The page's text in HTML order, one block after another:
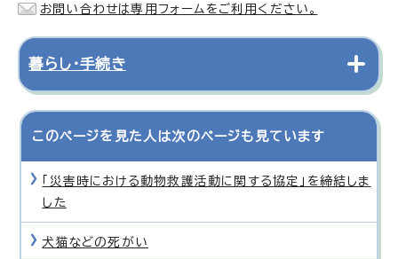
お問い合わせは専用フォームをご利用ください。
暮らし・手続き
このページを見た人は次のページも見ています
「災害時における動物救護活動に関する協定」を締結しま
した
犬猫などの死がい